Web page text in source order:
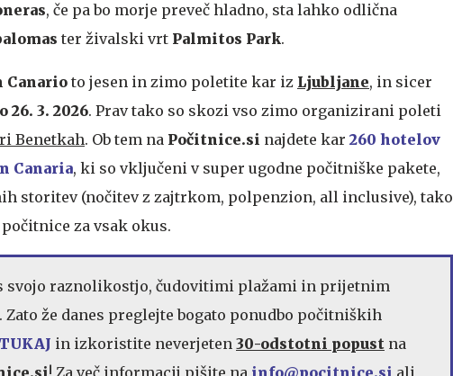
, če pa bo morje preveč hladno, sta lahko odlična
ter živalski vrt Palmitos Park.
Canario to jesen in zimo poletite kar iz Ljubljane, in sicer
26. 3. 2026. Prav tako so skozi vso zimo organizirani poleti
Benetkah. Ob tem na Počitnice.si najdete kar 260 hotelov
Canaria, ki so vključeni v super ugodne počitniške pakete,
storitev (nočitev z zajtrkom, polpenzion, all inclusive), tako
za vsak okus.
svojo raznolikostjo, čudovitimi plažami in prijetnim
Zato že danes preglejte bogato ponudbo počitniških
TUKAJ in izkoristite neverjeten 30-odstotni popust na
! Za več informacij pišite na info@pocitnice.si ali